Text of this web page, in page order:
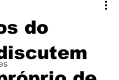
do